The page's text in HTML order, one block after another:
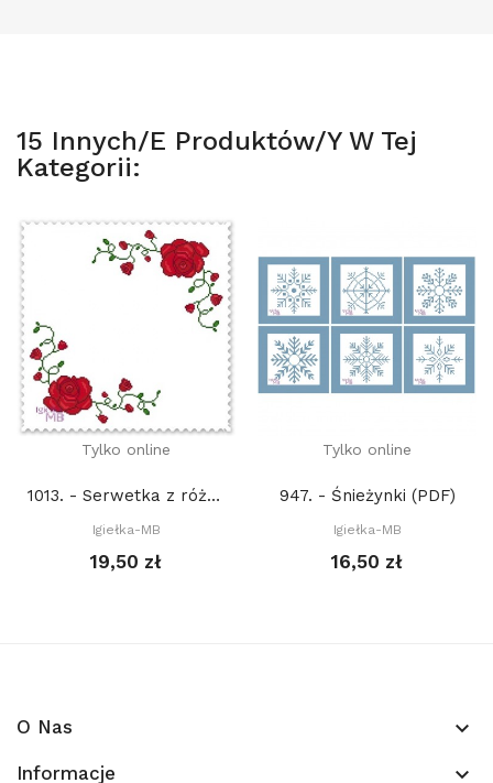
15 Innych/e Produktów/y W Tej
Kategorii:
Tylko online
1013. - Serwetka z różami (PDF)
Igiełka-MB
19,50 zł
Tylko online
947. - Śnieżynki (PDF)
Igiełka-MB
16,50 zł
O Nas keyboard_arrow_down
Informacje keyboard_arrow_down